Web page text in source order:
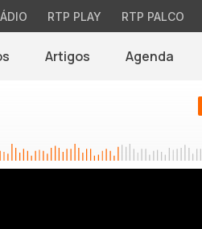
RTP PLAY RTP PALCO
Artigos Agenda